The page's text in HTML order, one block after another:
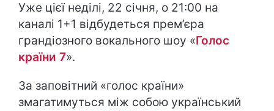
Уже цієї неділі, 22 січня, о 21:00 на
каналі 1+1 відбудеться прем’єра
грандіозного вокального шоу «Голос
країни 7».
За заповітний «голос країни»
змагатимуться між собою український